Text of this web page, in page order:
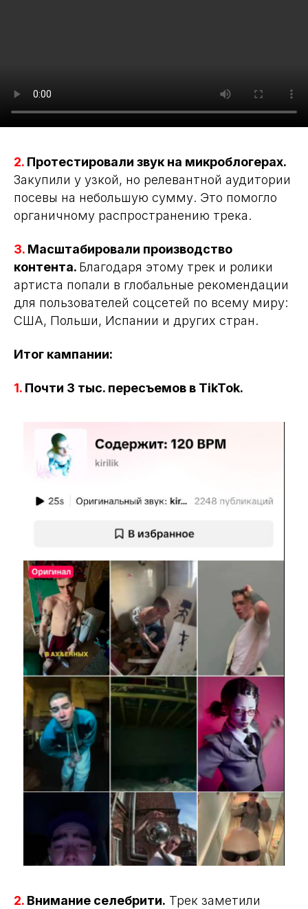
2. Протестировали звук на микроблогерах.
Закупили у узкой, но релевантной аудитории
посевы на небольшую сумму. Это помогло
органичному распространению трека.
3. Масштабировали производство
контента. Благодаря этому трек и ролики
артиста попали в глобальные рекомендации
для пользователей соцсетей по всему миру:
США, Польши, Испании и других стран.
Итог кампании:
1. Почти 3 тыс. пересъемов в TikTok.
2. Внимание селебрити. Трек заметили